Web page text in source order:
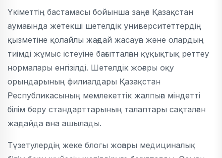
Үкіметтің бастамасы бойынша заңға Қазақстан
аумағында жетекші шетелдік университеттердің
қызметіне қолайлы жағдай жасауға және олардың
тиімді жұмыс істеуіне бағытталған құқықтық реттеу
нормалары енгізілді. Шетелдік жоғары оқу
орындарының филиалдары Қазақстан
Республикасының мемлекеттік жалпыға міндетті
білім беру стандарттарының талаптары сақталған
жағдайда ғана ашылады.
Түзетулердің жеке блогы жоғары медициналық